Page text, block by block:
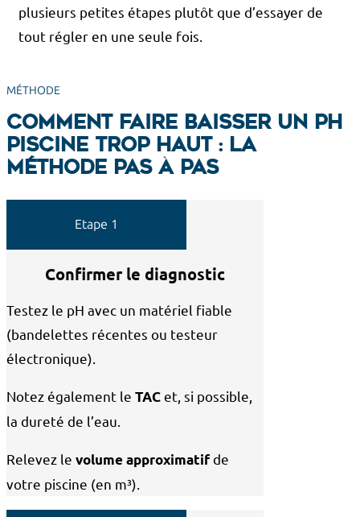
plusieurs petites étapes plutôt que d’essayer de
tout régler en une seule fois.
MÉTHODE
Comment faire baisser un pH
piscine trop haut : la
méthode pas à pas
Etape 1
Confirmer le diagnostic
Testez le pH avec un matériel fiable
(bandelettes récentes ou testeur
électronique).
Notez également le TACet, si possible,
la dureté de l’eau.
Relevez le volume approximatifde
votre piscine (en m³).